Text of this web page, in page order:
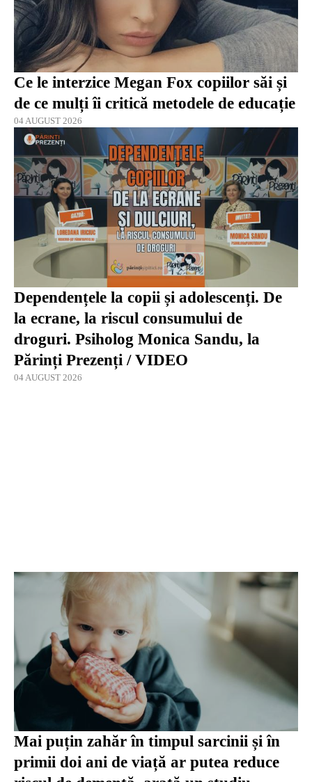
Ce le interzice Megan Fox copiilor săi și
de ce mulți îi critică metodele de educație
04 AUGUST 2026
Dependențele la copii și adolescenți. De
la ecrane, la riscul consumului de
droguri. Psiholog Monica Sandu, la
Părinți Prezenți / VIDEO
04 AUGUST 2026
Mai puțin zahăr în timpul sarcinii și în
primii doi ani de viață ar putea reduce